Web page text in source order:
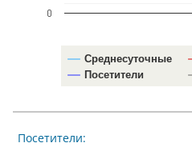
Среднесуточные
Посетители
0
Посетители: